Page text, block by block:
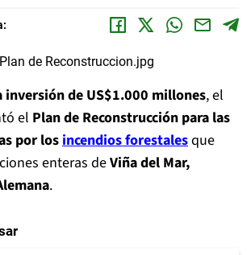
inversión de US$1.000 millones, el
el Plan de Reconstrucción para las
por losincendios forestalesque
enteras deViña del Mar,
.